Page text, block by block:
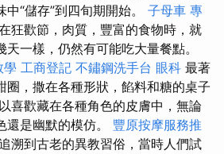
“儲存”到四旬期開始。 子母車 專
狂歡節，肉質，豐富的食物時，就
一樣，仍然有可能吃大量餐點。
學 工商登記 不鏽鋼洗手台 眼科 最著
圈，撒在各種形狀，餡料和糖的桌子
喜歡藏在各種角色的皮膚中，無論
還是幽默的模仿。 豐原按摩服務推
溯到古老的異教習俗，當時人們試